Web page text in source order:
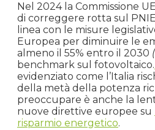
Nel 2024 la Commissione
di correggere rotta sul
linea con le misure
Europea per diminuire le
almeno il 55% entro il 2030
benchmark sul fotovoltaico.
evidenziato come l’Italia
della metà della potenza
preoccupare è anche la
nuove direttive europee su
risparmio energetico.